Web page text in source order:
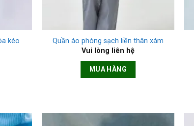
kéo
Quần áo phòng sạch liền thân xám
Vui lòng liên hệ
MUA HÀNG